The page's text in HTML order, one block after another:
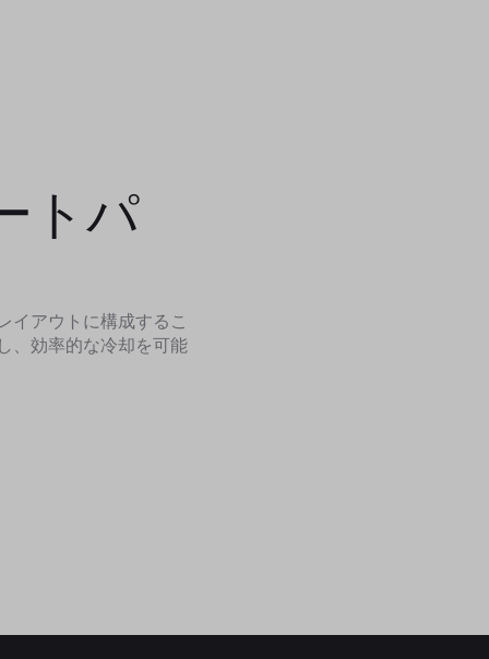
トパ
イアウトに構成するこ
、効率的な冷却を可能